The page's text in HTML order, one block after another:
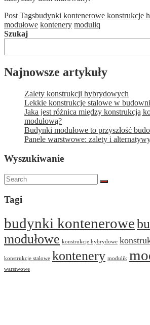
Post Tagsbudynki kontenerowe konstrukcje
modułowe kontenery moduliq
Szukaj
Najnowsze artykuły
Zalety konstrukcji hybrydowych
Lekkie konstrukcje stalowe w
Jaka jest różnica między konstrukcją
modułową?
Budynki modułowe to przyszłość
Panele warstwowe: zalety i
Wyszukiwanie
Tagi
budynki kontenerowe
modułowe konstrukcje hybrydowe
konstrukcje stalowe kontenery modulik
warstwowe